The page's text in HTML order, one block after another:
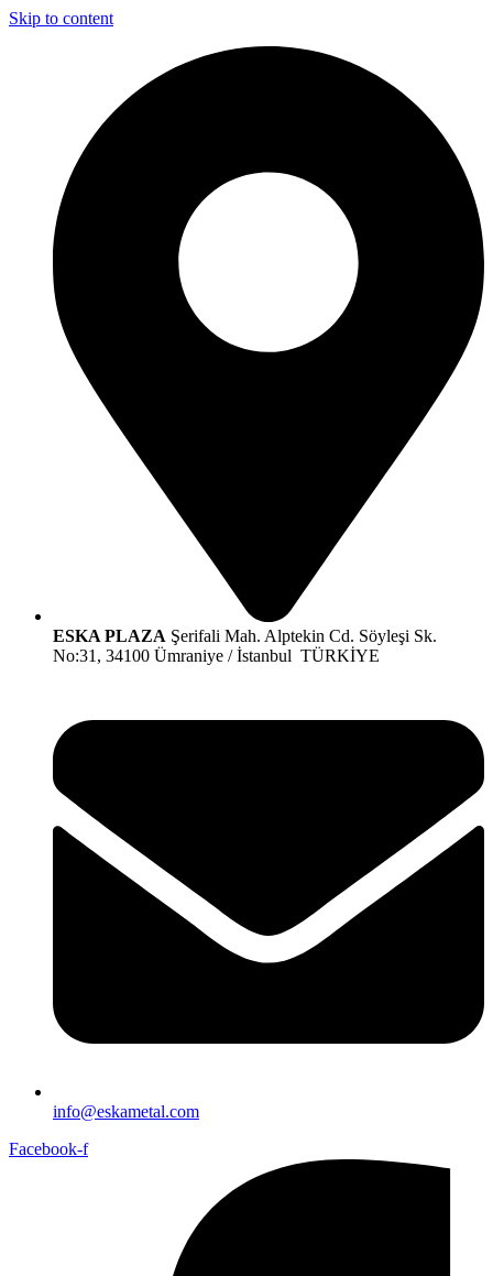
Skip to content
ESKA PLAZA Şerifali Mah. Alptekin Cd. Söyleşi Sk.
No:31, 34100 Ümraniye / İstanbul TÜRKİYE
info@eskametal.com
Facebook-f